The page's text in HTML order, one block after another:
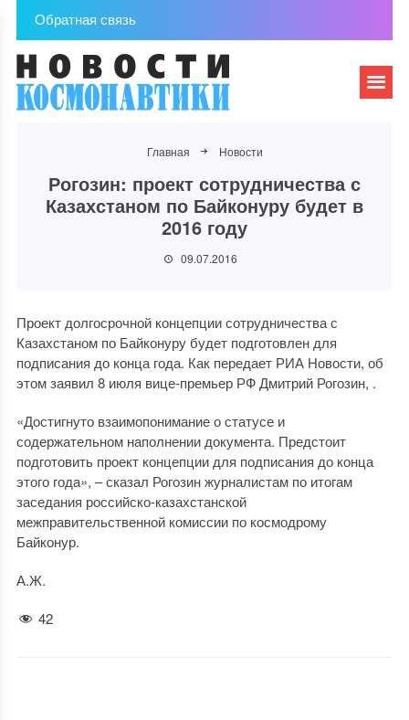
Обратная связь
Главная Новости
Рогозин: проект сотрудничества с
Казахстаном по Байконуру будет в
2016 году
09.07.2016
Проект долгосрочной концепции сотрудничества с
Казахстаном по Байконуру будет подготовлен для
подписания до конца года. Как передает РИА Новости, об
этом заявил 8 июля вице-премьер РФ Дмитрий Рогозин, .
«Достигнуто взаимопонимание о статусе и
содержательном наполнении документа. Предстоит
подготовить проект концепции для подписания до конца
этого года», – сказал Рогозин журналистам по итогам
заседания российско-казахстанской
межправительственной комиссии по космодрому
Байконур.
А.Ж.
42